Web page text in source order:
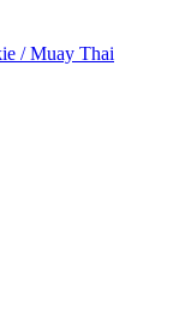
/ Muay Thai